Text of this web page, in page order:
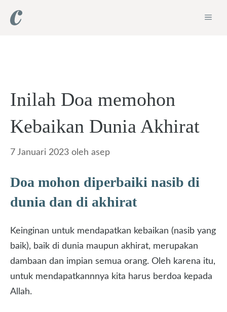
Inilah Doa memohon
Kebaikan Dunia Akhirat
7 Januari 2023 oleh asep
Doa mohon diperbaiki nasib di
dunia dan di akhirat
Keinginan untuk mendapatkan kebaikan (nasib yang
baik), baik di dunia maupun akhirat, merupakan
dambaan dan impian semua orang. Oleh karena itu,
untuk mendapatkannnya kita harus berdoa kepada
Allah.